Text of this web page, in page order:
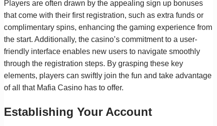
Players are often drawn by the appealing sign up bonuses
that come with their first registration, such as extra funds or
complimentary spins, enhancing the gaming experience from
the start. Additionally, the casino’s commitment to a user-
friendly interface enables new users to navigate smoothly
through the registration steps. By grasping these key
elements, players can swiftly join the fun and take advantage
of all that Mafia Casino has to offer.
Establishing Your Account